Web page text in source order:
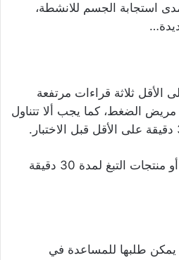
استجابة الجسم للانشطة،
ثلاثة قراءات مرتفعة
الضغط، كما يجب ألا تتناول
يجب ألا تستخدم الكافيين أو منتجات التبغ لمدة 30 دقيقة
يمكن طلبها للمساعدة في